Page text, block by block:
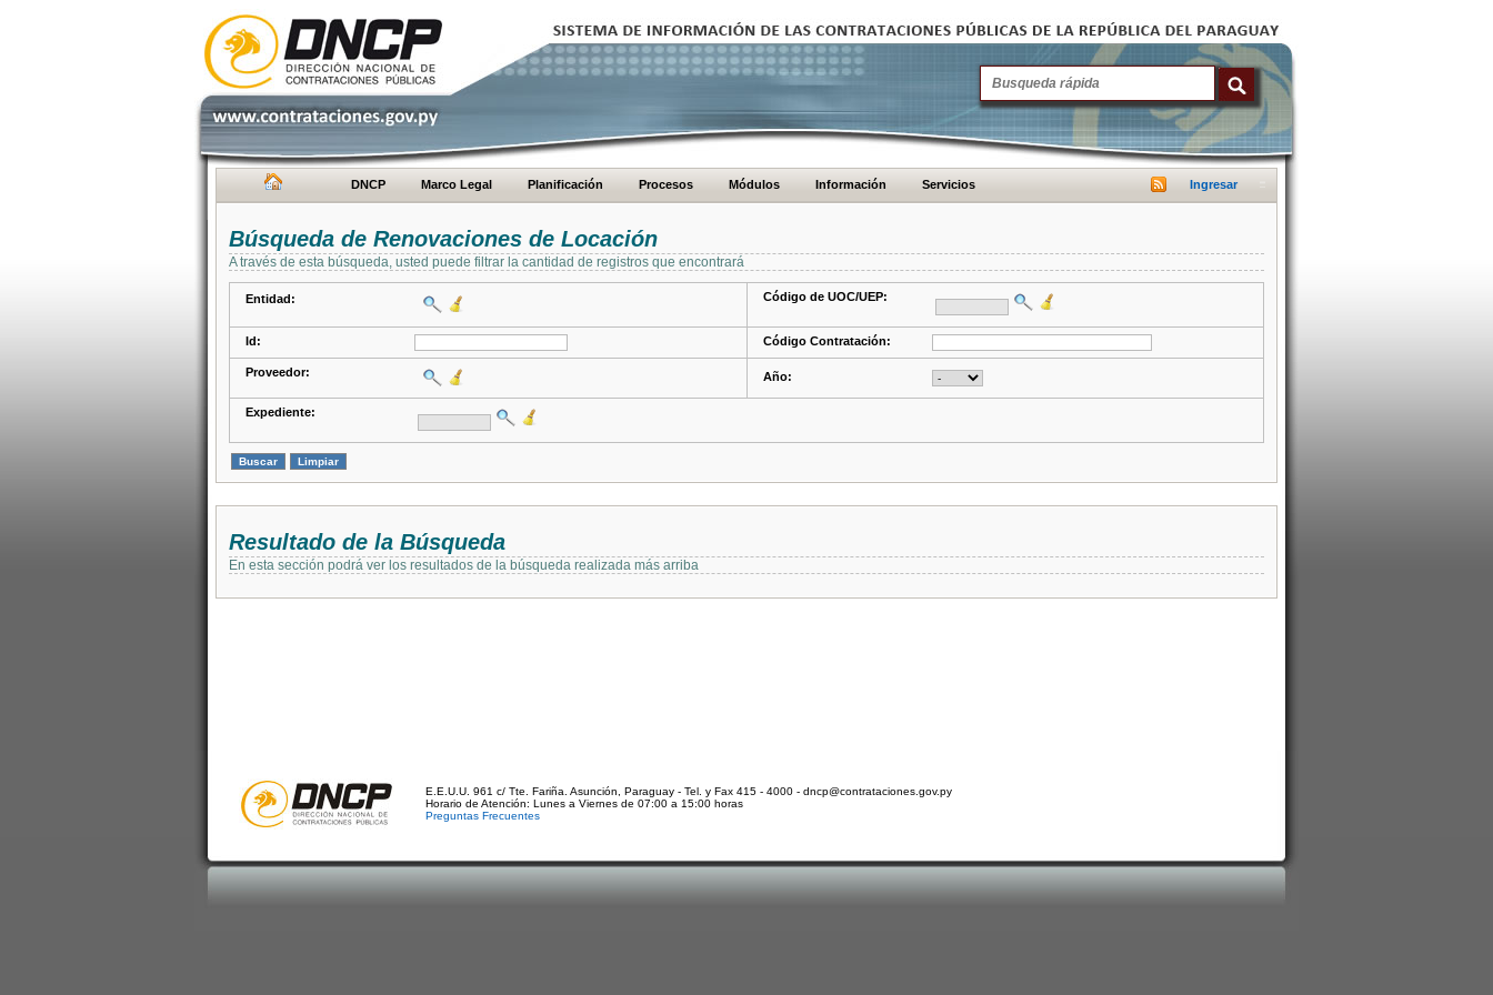
DNCP Marco Legal Planificación Procesos Módulos Información Servicios Ingresar
Búsqueda de Renovaciones de Locación
A través de esta búsqueda, usted puede filtrar la cantidad de registros que encontrará
Entidad: Código de UOC/UEP:
Id: Código Contratación:
Proveedor: Año:
Expediente:
Resultado de la Búsqueda
En esta sección podrá ver los resultados de la búsqueda realizada más arriba
E.E.U.U. 961 c/ Tte. Fariña. Asunción, Paraguay - Tel. y Fax 415 - 4000 - dncp@contrataciones.gov.py
Horario de Atención: Lunes a Viernes de 07:00 a 15:00 horas
Preguntas Frecuentes